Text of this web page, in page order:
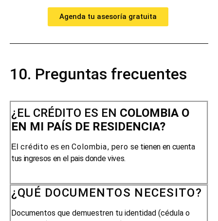
Agenda tu asesoría gratuita
10. Preguntas frecuentes
¿EL CRÉDITO ES EN COLOMBIA O
EN MI PAÍS DE RESIDENCIA?
El crédito es en Colombia, pero se tienen en cuenta
tus ingresos en el pais donde vives.
¿QUÉ DOCUMENTOS NECESITO?
Documentos que demuestren tu identidad (cédula o